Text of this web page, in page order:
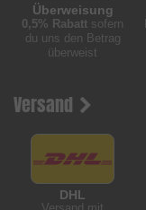
Überweisung
0,5% Rabatt sofern
du uns den Betrag
überweist
Versand
DHL